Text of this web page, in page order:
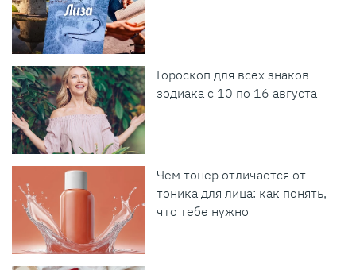
Гороскоп для всех знаков
зодиака с 10 по 16 августа
Чем тонер отличается от
тоника для лица: как понять,
что тебе нужно